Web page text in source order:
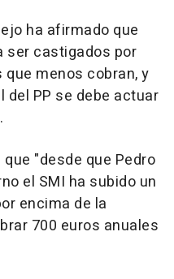
ha afirmado que
ser castigados por
menos cobran, y
del PP se debe actuar
"desde que Pedro
el SMI ha subido un
encima de la
700 euros anuales